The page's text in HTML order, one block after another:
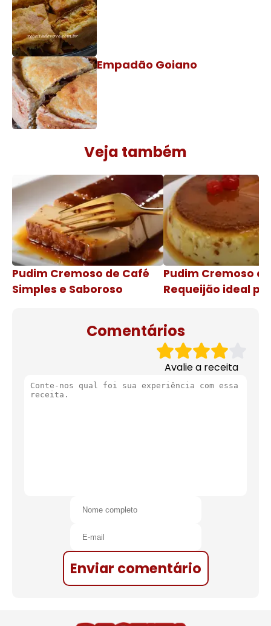
Empadão Goiano
Veja também
Pudim Cremoso de Café
Simples e Saboroso
Pudim Cremoso
Requeijão ideal
Comentários
Avalie a receita
Enviar comentário